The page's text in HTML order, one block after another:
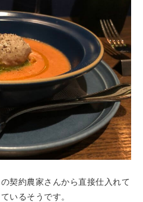
契約農家さんから直接仕入れて
いるそうです。